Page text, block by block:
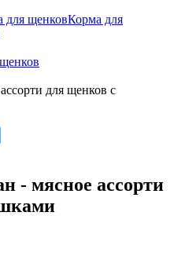
для щенковКорма для
для щенков с
- мясное ассорти